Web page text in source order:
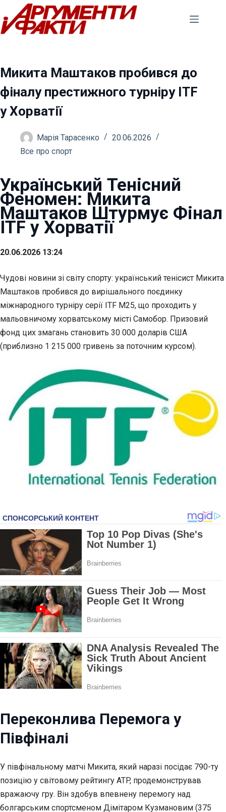
Перейти
до
вмісту
Микита Маштаков пробився до
фіналу престижного турніру ITF
у Хорватії
Марія Тарасенко
20.06.2026
Все про спорт
Український Тенісний
Феномен: Микита
Маштаков Штурмує Фінал
ITF у Хорватії
20.06.2026 13:24
Чудові новини зі світу спорту: український тенісист Микита
Маштаков пробився до вирішального поєдинку
міжнародного турніру серії ITF M25, що проходить у
мальовничому хорватському місті Самобор. Призовий
фонд цих змагань становить 30 000 доларів США
(приблизно 1 215 000 гривень за поточним курсом).
Переконлива Перемога у
Півфіналі
У півфінальному матчі Микита, який наразі посідає 790-ту
позицію у світовому рейтингу ATP, продемонстрував
вражаючу гру. Він здобув впевнену перемогу над
болгарським спортсменом Дімітаром Кузмановим (375